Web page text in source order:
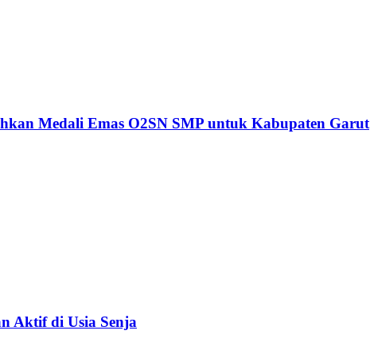
Medali Emas O2SN SMP untuk Kabupaten Garut
Aktif di Usia Senja